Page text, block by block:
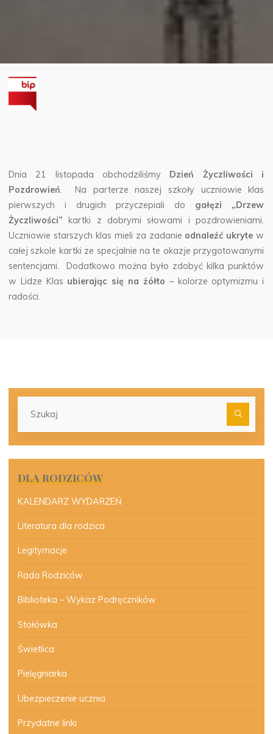
Dnia 21 listopada obchodziliśmy Dzień Życzliwości i
Pozdrowień.
Na parterze naszej szkoły uczniowie klas
pierwszych i drugich przyczepiali do gałęzi „Drzew
Życzliwości” kartki z dobrymi słowami i pozdrowieniami.
Uczniowie starszych klas mieli za zadanie odnaleźć ukryte w
całej szkole kartki ze specjalnie na te okazje przygotowanymi
sentencjami. Dodatkowo można było zdobyć kilka punktów
w Lidze Klas ubierając się na żółto – kolorze optymizmu i
radości.
DLA RODZICÓW
KALENDARZ WYDARZEŃ
Literatura dla rodzica
Legitymacje
Rada Rodziców
Biblioteka – Wykaz Podręczników
Stołówka
Świetlica
Pielęgniarka
Ubezpieczenie ucznia
Przydatne linki